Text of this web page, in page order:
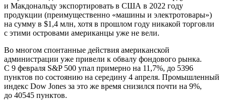
и Макдональду экспортировать в США в 2022 году
продукции (преимущественно «машины и электротовары»)
на сумму в $1,4 млн, хотя в прошлом году никакой торговли
с этими островами американцы уже не вели.
Во многом спонтанные действия американской
администрации уже привели к обвалу фондового рынка.
С 9 февраля S&P 500 упал примерно на 11,7%, до 5396
пунктов по состоянию на середину 4 апреля. Промышленный
индекс Dow Jones за это же время снизился почти на 9%,
до 40545 пунктов.